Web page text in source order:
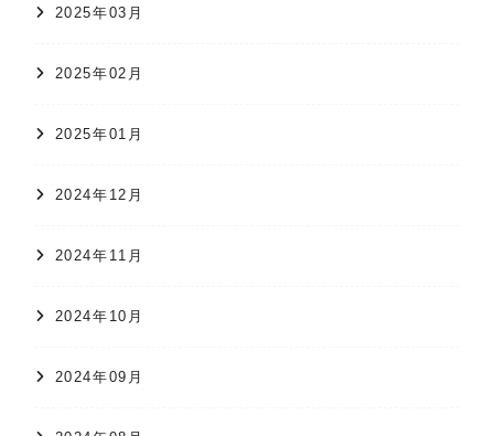
2025年03月
2025年02月
2025年01月
2024年12月
2024年11月
2024年10月
2024年09月